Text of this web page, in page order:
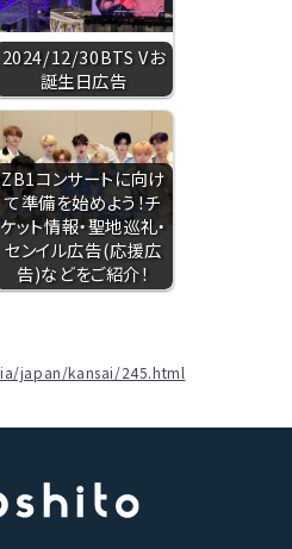
2024/12/30BTS Vお
誕生日広告
ZB1コンサートに向け
て準備を始めよう！チ
ケット情報・聖地巡礼・
センイル広告(応援広
告)などをご紹介！
japan/kansai/245.html